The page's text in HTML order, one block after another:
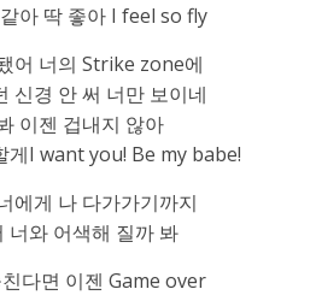
아 딱 좋아 I feel so fly
어 너의 Strike zone에
신경 안 써 너만 보이네
이젠 겁내지 않아
게I want you! Be my babe!
에게 나 다가가기까지
너와 어색해 질까 봐
다면 이젠 Game over